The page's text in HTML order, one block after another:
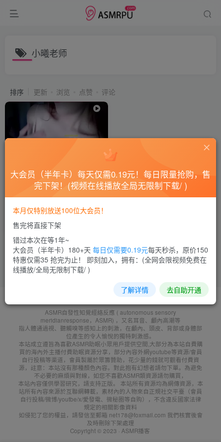
小曦老师
排序 更新 浏览 点赞 评论
小曦老师零距V2离的梦幻舔舐
V2
会员专属 国内ASMR
菜需捆
聯系客服
ASMR自發性知覺經絡反應 ( autonomous sensory
meridianresponse，ASMR) ，又名耳音、顱內高潮等
指人體通過視、聽觸嗅等感知上的刺激，在顱內、頭皮、背部或身體部
位產生的令人愉悅的獨特刺激感。
本站成立遵旨為喜歡ASMR助眠小眾用戶提供空間,大部分為本站自費購
買的海內外主播付費助眠資源分享，部分內容外網youtube等資源/會員
自行投稿等渠道，會員製屬於眾籌贊助，花少量的錢就可觀看付費資
源，註意：本站沒有那種顏色內容。對此抱有幻想者請勿下單。為避免
不必要的麻煩與對線，如您不喜歡ASMR類資源請勿購買，
本站內容僅供學習研究，請支持正版。 本站所有資源均為網傳資源，本
站所有內容來源於互聯網轉載，素材內的人物來自正規社交平臺（會員
自行投稿/微博/youtbe/x/愛發電、微秘圈等自购），不含違反國家法律
規定的相關影像資料
如侵犯了您的權益，請發信至郵箱 net178@foxmail.com 我們核實後會
及時刪除下架處理
Copyright © 2023 · ASMR播客
大会员（半年卡）每天仅需0.19元！每日限量抢购，售
完下架！(视频在线播放全局无限制下载/ )
本月仅特别放送100位大会员！
售完将直接下架
错过本次在等1年~
大会员（半年卡）180+天 每日仅需要0.19元每天秒杀，原价150
特惠仅需35 抢完为止！ 即刻加入，拥有：(全网会限视频免费在
线播放/全局无限制下载/ )
了解详情 去自助开通